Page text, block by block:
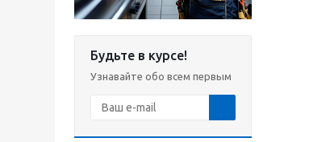
Будьте в курсе!
Узнавайте обо всем первым